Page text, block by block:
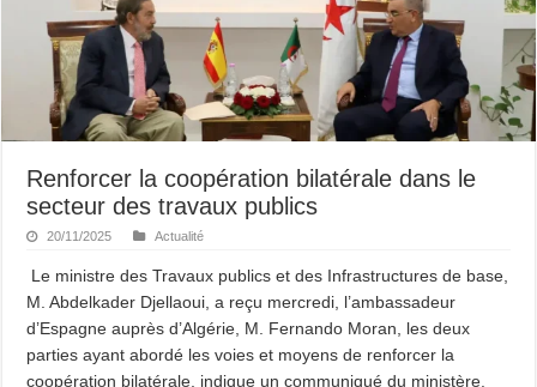
Renforcer la coopération bilatérale dans le
secteur des travaux publics
20/11/2025 Actualité
Le ministre des Travaux publics et des Infrastructures de base,
M. Abdelkader Djellaoui, a reçu mercredi, l’ambassadeur
d’Espagne auprès d’Algérie, M. Fernando Moran, les deux
parties ayant abordé les voies et moyens de renforcer la
coopération bilatérale, indique un communiqué du ministère.